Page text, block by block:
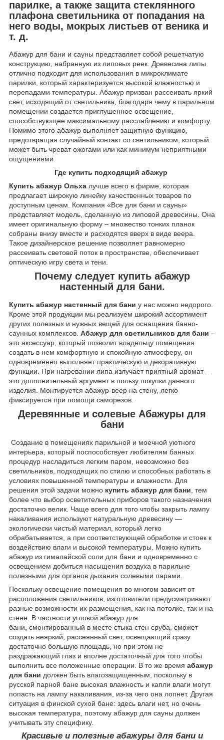
парилке, а также защита стеклянного
плафона светильника от попадания на
него воды, мокрых листьев от веника и
т. д.
Абажур для бани и сауны представляет собой решетчатую
конструкцию, набранную из липовых реек. Древесина липы
отлично подходит для использования в микроклимате
парилки, который характеризуется высокой влажностью и
перепадами температуры. Абажур призван рассеивать яркий
свет, исходящий от светильника, благодаря чему в парильном
помещении создается приглушенное освещение,
способствующее максимальному расслаблению и комфорту.
Помимо этого абажур выполняет защитную функцию,
предотвращая случайный контакт со светильником, который
может быть чреват ожогами или как минимум неприятными
ощущениями.
Где купить подходящий абажур
Купить абажур Ольха лучше всего в фирме, которая
предлагает широкую линейку качественных товаров по
доступным ценам. Компания «Все для бани и сауны»
представляет модель, сделанную из липовой древесины. Она
имеет оригинальную форму – множество тонких планок
собраны внизу вместе и расходятся вверх в виде веера.
Такое дизайнерское решение позволяет равномерно
рассеивать световой поток в пространстве, обеспечивает
оптическую игру света и тени.
Почему следует купить абажур
настенный для бани.
Купить абажур настенный для бани у нас можно недорого.
Кроме этой продукции мы реализуем широкий ассортимент
других полезных и нужных вещей для оснащения банно-
саунных комплексов. Абажур для светильников для бани –
это аксессуар, который позволит владельцу помещения
создать в нем комфортную и спокойную атмосферу, он
одновременно выполняет практическую и декоративную
функции. При нагревании липа излучает приятный аромат –
это дополнительный аргумент в пользу покупки данного
изделия. Монтируется абажур-веер на стену, легко
фиксируется при помощи саморезов.
Деревянные и солевые Абажуры для
бани
Создание в помещениях парильной и моечной уютного
интерьера, который поспособствует любителям банных
процедур насладиться легким паром, невозможно без
светильников, подходящих по стилю и способных работать в
условиях повышенной температуры и влажности. Для
решения этой задачи можно купить абажур для бани , тем
более что выбор осветительных приборов такого назначения
достаточно велик. Чаще всего для того чтобы закрыть лампу
накаливания используют натуральную древесину —
экологически чистый материал, который легко
обрабатывается, а при соответствующей обработке и стоек к
воздействию влаги и высокой температуры. Можно купить
абажур из гималайской соли для бани и одновременно с
освещением добиться насыщения воздуха в парильне
полезными для органов дыхания солевыми парами.
Поскольку освещение помещения во многом зависит от
расположения светильников, изготовители предусматривают
разные возможности их размещения, как на потолке, так и на
стене. В частности угловой абажур для
бани, смонтированный в месте стыка стен сруба, сможет
создать неяркий, рассеянный свет, освещающий сразу
достаточно большую площадь, но при этом не
раздражающий глаз и вполне достаточный для того чтобы
выполнить все положенные операции. В то же время абажур
для бани должен быть влагозащищенным, поскольку в
русской парной бане высокая влажность и капли влаги могут
попасть на лампу накаливания, из-за чего она лопнет. Другая
ситуация в финской сухой бане: здесь влаги нет, но очень
высокая температура, поэтому абажур для сауны должен
учитывать эту специфику.
Красивые и полезные абажуры для бани и